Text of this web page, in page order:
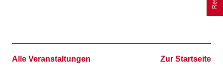
Alle Veranstaltungen Zur Startseite